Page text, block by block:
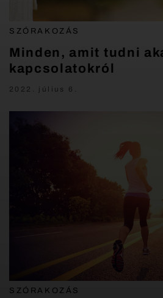
SZÓRAKOZÁS
Minden, amit tudni
kapcsolatokról
2022. július 6.
SZÓRAKOZÁS